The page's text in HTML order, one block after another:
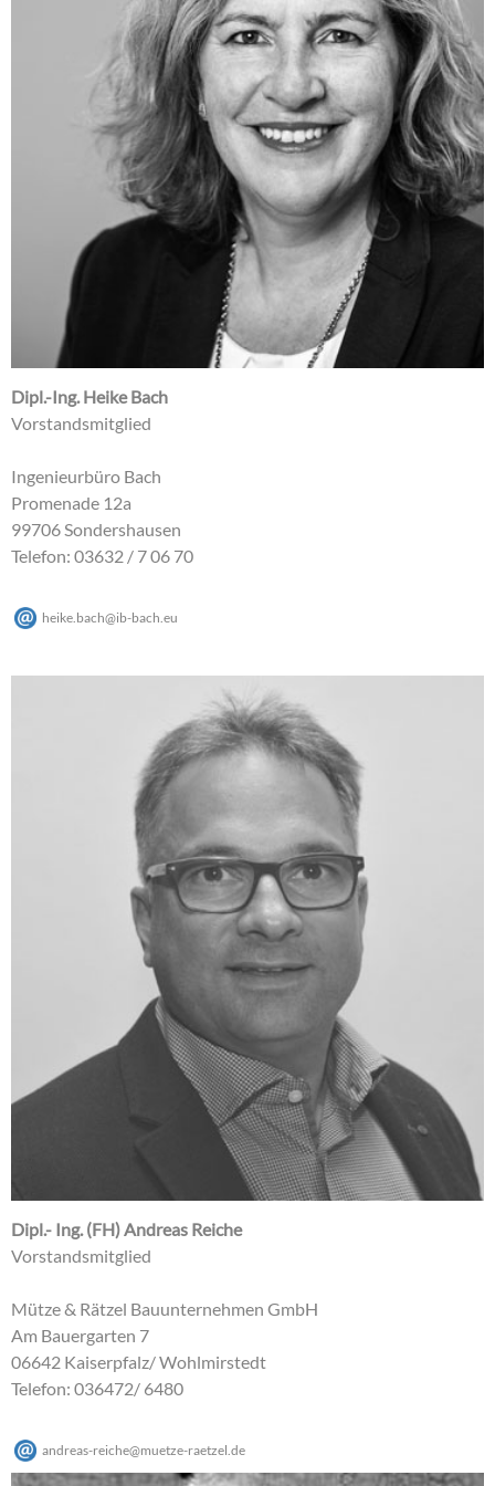
Dipl.-Ing. Heike Bach
Vorstandsmitglied
Ingenieurbüro Bach
Promenade 12a
99706 Sondershausen
Telefon: 03632 / 7 06 70
heike.bach@ib-bach eu
Dipl.- Ing. (FH) Andreas Reiche
Vorstandsmitglied
Mütze & Rätzel Bauunternehmen GmbH
Am Bauergarten 7
06642 Kaiserpfalz/ Wohlmirstedt
Telefon: 036472/ 6480
andreas-reiche@muetze-raetzel.de